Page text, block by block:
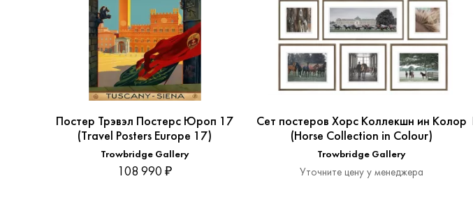
Постер Трэвэл Постерс Юроп 17
(Travel Posters Europe 17)
Trowbridge Gallery
108 990 ₽
Сет постеров Хорс Коллекшн ин Колор
(Horse Collection in Colour)
Trowbridge Gallery
Уточните цену у менеджера